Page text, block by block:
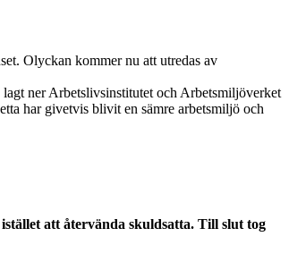
Olyckan kommer nu att utredas av
lagt ner Arbetslivsinstitutet och Arbetsmiljöverket
har givetvis blivit en sämre arbetsmiljö och
att återvända skuldsatta. Till slut tog